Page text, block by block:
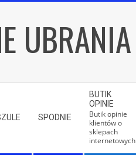
UBRANIA
SPODNIE
BUTIK
OPINIE
Butik opinie
klientów o
sklepach
internetowych